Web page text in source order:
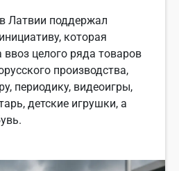
Латвии поддержал
которая
целого ряда товаров
производства,
периодику, видеоигры,
детские игрушки, а